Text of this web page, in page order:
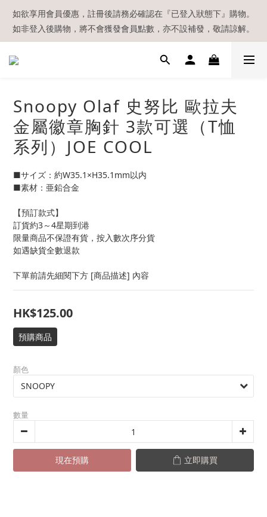
【現貨區】內款式均為在港現貨，現貨區以外的所有貨品都需要訂
貨喔！
如欲享用會員優惠，註冊後請務必確認在『已登入狀態下』購物。
如非登入後購物，將不會獲發會員點數，亦不設補發，敬請諒解。
溫馨提示：所有順豐快遞／本地及國際郵遞寄出後，本店只會以電
【現貨區】內款式均為在港現貨，現貨區以外的所有貨品都需要訂
貨喔！
Snoopy Olaf 史努比 歐拉夫
金屬徽章胸針 3款可選（T恤
系列）JOE COOL
■サイズ：約W35.1×H35.1mm以内
■素材：亜鉛合金
【預訂款式】
訂貨約3～4星期到港
限量商品不保證有貨，按入數次序分貨
如遇缺貨全數退款
下單前請先細閱下方 [商品描述] 內容
HK$125.00
預購商品
顏色
數量
現在預購 立即購買